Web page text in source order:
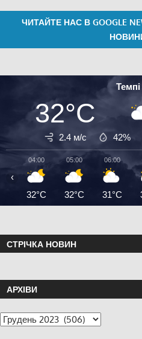
ЧИТАЙТЕ НАС В GOOGLE
Темпі
32°C
2.4 м/с 42%
04:00
32°C
05:00
32°C
06:00
31°C
‹
СТРІЧКА НОВИН
АРХІВИ